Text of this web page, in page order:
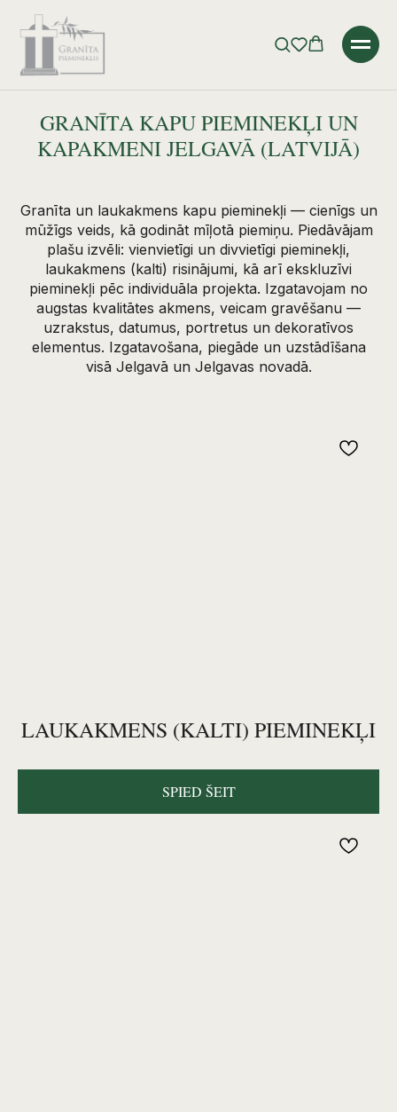
Sākums » Katalogs
GRANĪTA KAPU PIEMINEKĻI UN
KAPAKMENI JELGAVĀ (LATVIJĀ)
Granīta un laukakmens kapu pieminekļi — cienīgs un
mūžīgs veids, kā godināt mīļotā piemiņu. Piedāvājam
plašu izvēli: vienvietīgi un divvietīgi pieminekļi,
laukakmens (kalti) risinājumi, kā arī ekskluzīvi
pieminekļi pēc individuāla projekta. Izgatavojam no
augstas kvalitātes akmens, veicam gravēšanu —
uzrakstus, datumus, portretus un dekoratīvos
elementus. Izgatavošana, piegāde un uzstādīšana
visā Jelgavā un Jelgavas novadā.
LAUKAKMENS (KALTI) PIEMINEKĻI
SPIED ŠEIT